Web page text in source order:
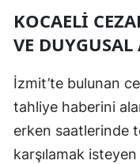
KOCAELI
VE
İzmit’te bulunan
tahliye haberini
erken saatlerinde
karşılamak